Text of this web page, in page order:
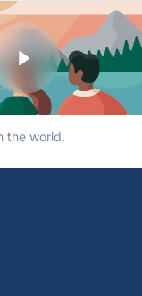
video
the world.